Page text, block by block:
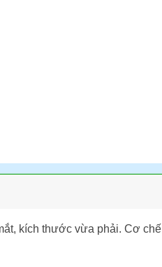
kích thước vừa phải. Cơ chế